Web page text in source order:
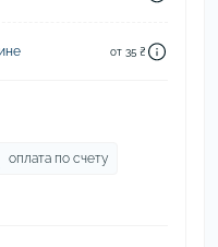
от 35 ₴
оплата по счету